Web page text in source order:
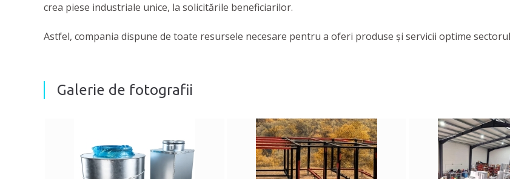
crea piese industriale unice, la solicitările beneficiarilor.
Astfel, compania dispune de toate resursele necesare pentru a oferi produse și servicii optime
Galerie de fotografii